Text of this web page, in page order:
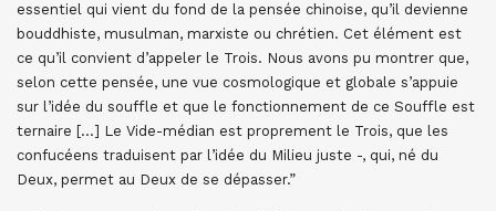
essentiel qui vient du fond de la pensée chinoise, qu’il devienne
bouddhiste, musulman, marxiste ou chrétien. Cet élément est
ce qu’il convient d’appeler le Trois. Nous avons pu montrer que,
selon cette pensée, une vue cosmologique et globale s’appuie
sur l’idée du souffle et que le fonctionnement de ce Souffle est
ternaire […] Le Vide-médian est proprement le Trois, que les
confucéens traduisent par l’idée du Milieu juste -, qui, né du
Deux, permet au Deux de se dépasser.”